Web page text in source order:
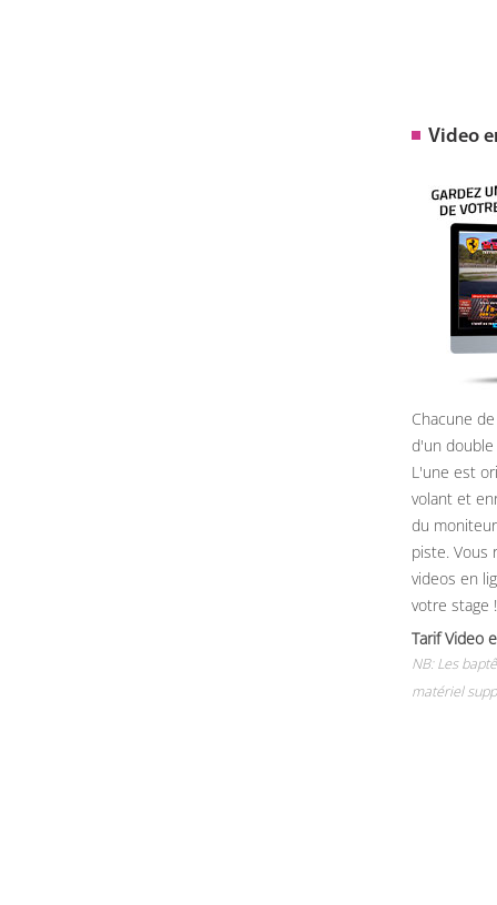
Video
Chacune
d'un
L'une est
volant et
du
piste. Vous
videos en
votre stage !
Tarif Video
NB: Les
matériel